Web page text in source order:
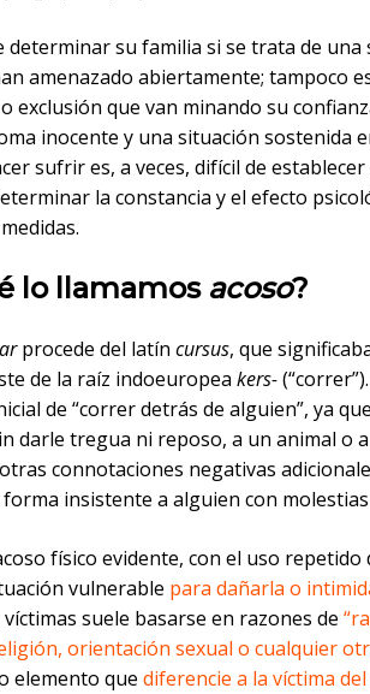
determinar su familia si se trata de una
amenazado abiertamente; tampoco
exclusión que van minando su
inocente y una situación sostenida
sufrir es, a veces, difícil de
la constancia y el efecto
lo llamamos acoso?
procede del latín cursus, que
de la raíz indoeuropea kers-
de “correr detrás de alguien”, ya
darle tregua ni reposo, a un animal o
connotaciones negativas
insistente a alguien con
físico evidente, con el uso repetido
vulnerable para dañarla o
suele basarse en razones de
orientación sexual o cualquier
elemento que diferencie a la víctima